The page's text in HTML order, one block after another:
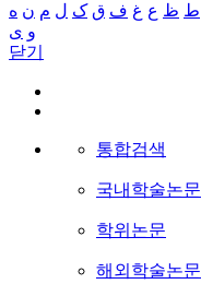
ط ظ ع غ ف ق ک ل م ن ه
و ی
닫기
통합검색
국내학술논문
학위논문
해외학술논문